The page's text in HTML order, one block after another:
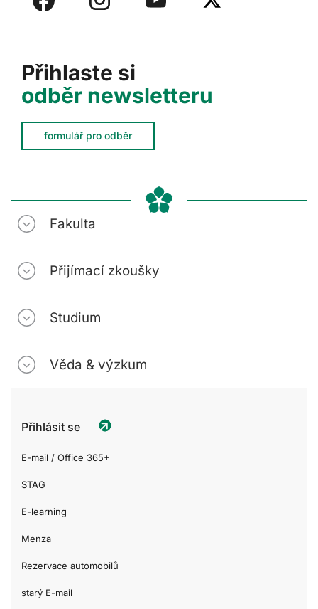
Přihlaste si
odběr newsletteru
formulář pro odběr
Fakulta
Přijímací zkoušky
Studium
Věda & výzkum
Přihlásit se
E-mail / Office 365+
STAG
E-learning
Menza
Rezervace automobilů
starý E-mail